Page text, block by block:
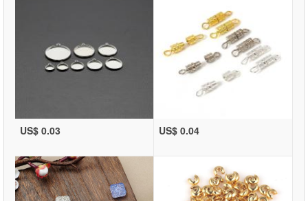
US$ 0.03 US$ 0.04